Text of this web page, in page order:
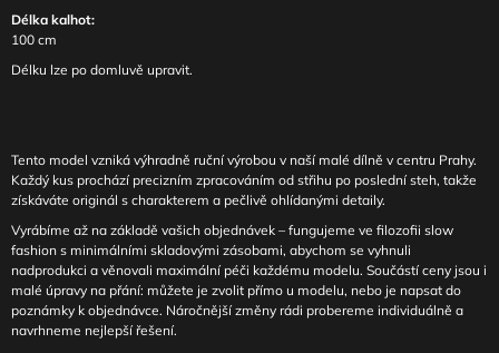
Délka kalhot:
100 cm
Délku lze po domluvě upravit.
Tento model vzniká výhradně ruční výrobou v naší malé dílně v centru Prahy.
Každý kus prochází precizním zpracováním od střihu po poslední steh, takže
získáváte originál s charakterem a pečlivě ohlídanými detaily.
Vyrábíme až na základě vašich objednávek – fungujeme ve filozofii slow
fashion s minimálními skladovými zásobami, abychom se vyhnuli
nadprodukci a věnovali maximální péči každému modelu. Součástí ceny jsou i
malé úpravy na přání: můžete je zvolit přímo u modelu, nebo je napsat do
poznámky k objednávce. Náročnější změny rádi probereme individuálně a
navrhneme nejlepší řešení.